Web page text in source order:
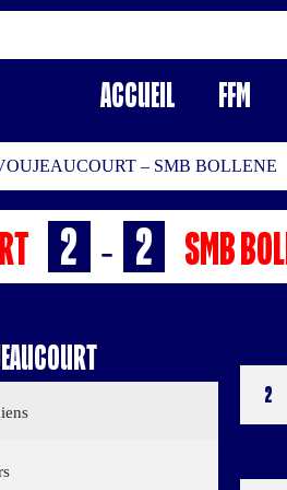
Accueil FFM
– SMB BOLLENE
2 - 2 SMB
2